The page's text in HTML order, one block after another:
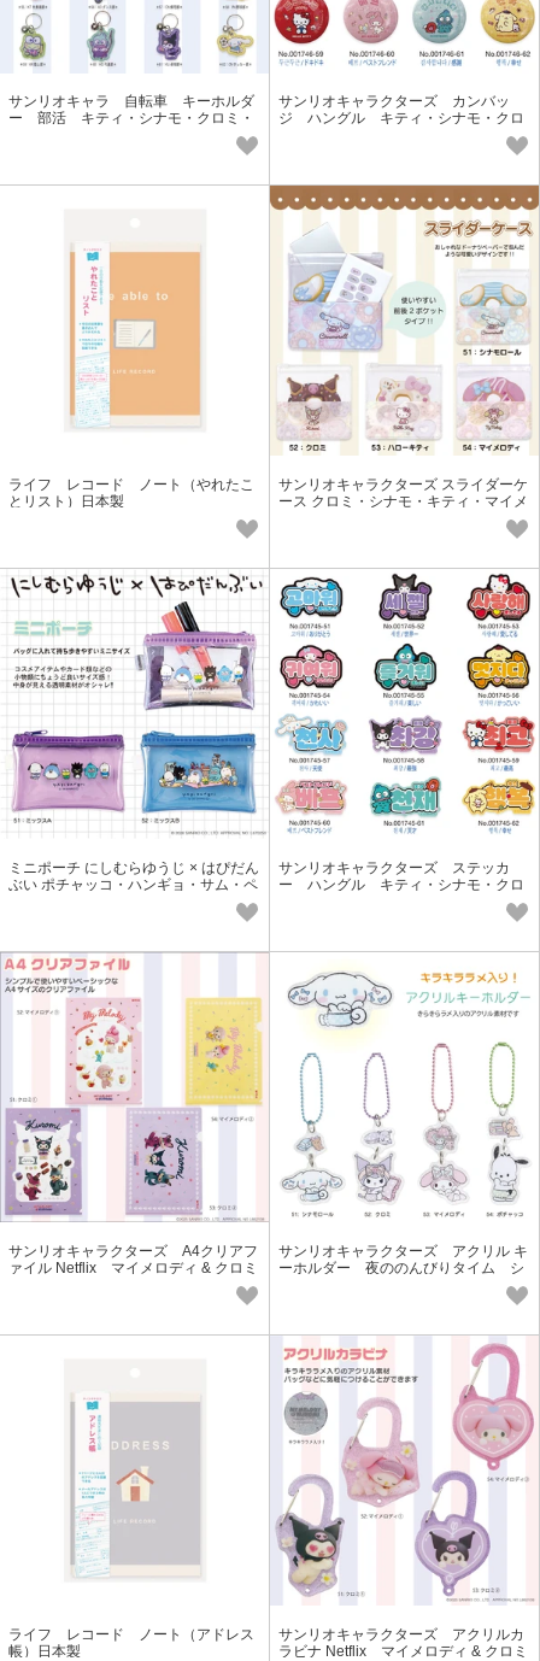
サンリオキャラ 自転車 キーホルダ
ー 部活 キティ・シナモ・クロミ・
サンリオキャラクターズ カンバッ
ジ ハングル キティ・シナモ・クロ
ライフ レコード ノート（やれたこ
とリスト）日本製
サンリオキャラクターズ スライダーケ
ース クロミ・シナモ・キティ・マイメ
ミニポーチ にしむらゆうじ × はぴだん
ぶい ポチャッコ・ハンギョ・サム・ペ
サンリオキャラクターズ ステッカ
ー ハングル キティ・シナモ・クロ
サンリオキャラクターズ A4クリアフ
ァイル Netflix マイメロディ & クロミ
サンリオキャラクターズ アクリル キ
ーホルダー 夜ののんびりタイム シ
ライフ レコード ノート（アドレス
帳）日本製
サンリオキャラクターズ アクリルカ
ラビナ Netflix マイメロディ & クロミ